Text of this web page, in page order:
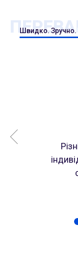
Швидко. Зручно.